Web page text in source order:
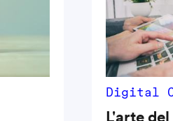
Digital
L'arte